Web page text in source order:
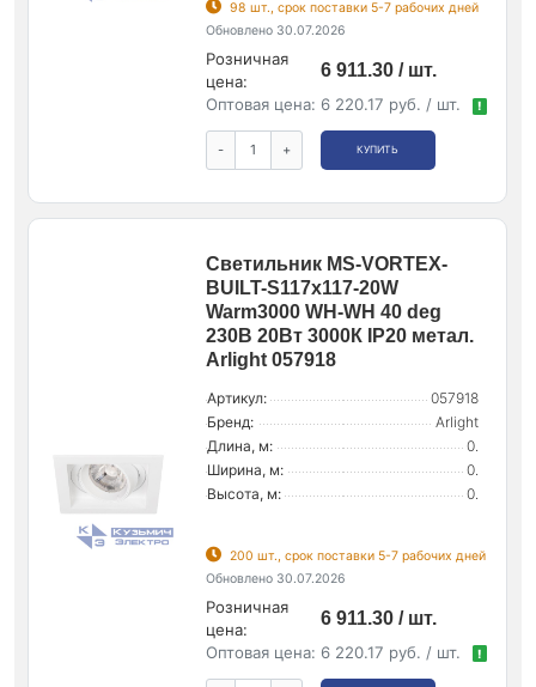
98 шт., срок поставки 5-7 рабочих дней
Обновлено 30.07.2026
Розничная
цена:
6 911.30 / шт.
Оптовая цена: 6 220.17 руб. / шт. !
- + КУПИТЬ
Светильник MS-VORTEX-
BUILT-S117x117-20W
Warm3000 WH-WH 40 deg
230В 20Вт 3000К IP20 метал.
Arlight 057918
Артикул:
057918
Бренд:
Arlight
Длина, м:
0.
Ширина, м:
0.
Высота, м:
0.
200 шт., срок поставки 5-7 рабочих дней
Обновлено 30.07.2026
Розничная
цена:
6 911.30 / шт.
Оптовая цена: 6 220.17 руб. / шт. !